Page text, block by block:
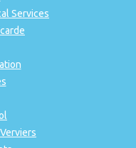
Services